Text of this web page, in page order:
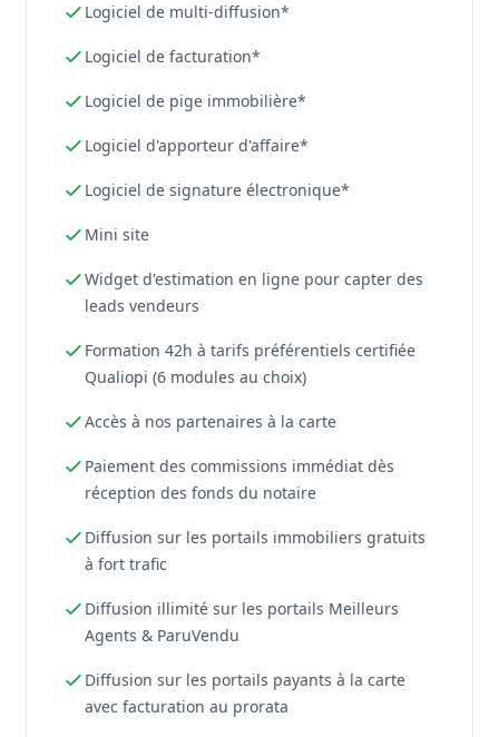
Logiciel de multi-diffusion*
Logiciel de facturation*
Logiciel de pige immobilière*
Logiciel d'apporteur d'affaire*
Logiciel de signature électronique*
Mini site
Widget d'estimation en ligne pour capter des
leads vendeurs
Formation 42h à tarifs préférentiels certifiée
Qualiopi (6 modules au choix)
Accès à nos partenaires à la carte
Paiement des commissions immédiat dès
réception des fonds du notaire
Diffusion sur les portails immobiliers gratuits
à fort trafic
Diffusion illimité sur les portails Meilleurs
Agents & ParuVendu
Diffusion sur les portails payants à la carte
avec facturation au prorata